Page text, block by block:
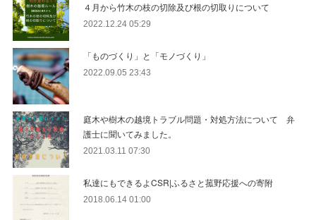
４月から竹木の枝の切除及び根の切取りについて
2022.12.24 05:29
「ものづくり」と「モノづくり」
2022.09.05 23:43
庭木や樹木の越境トラブル問題・対処方法について 弁
護士に聞いてみました。
2021.03.11 07:30
私達にもできるよCSR|ふるさと菰野応援への寄附
2018.06.14 01:00